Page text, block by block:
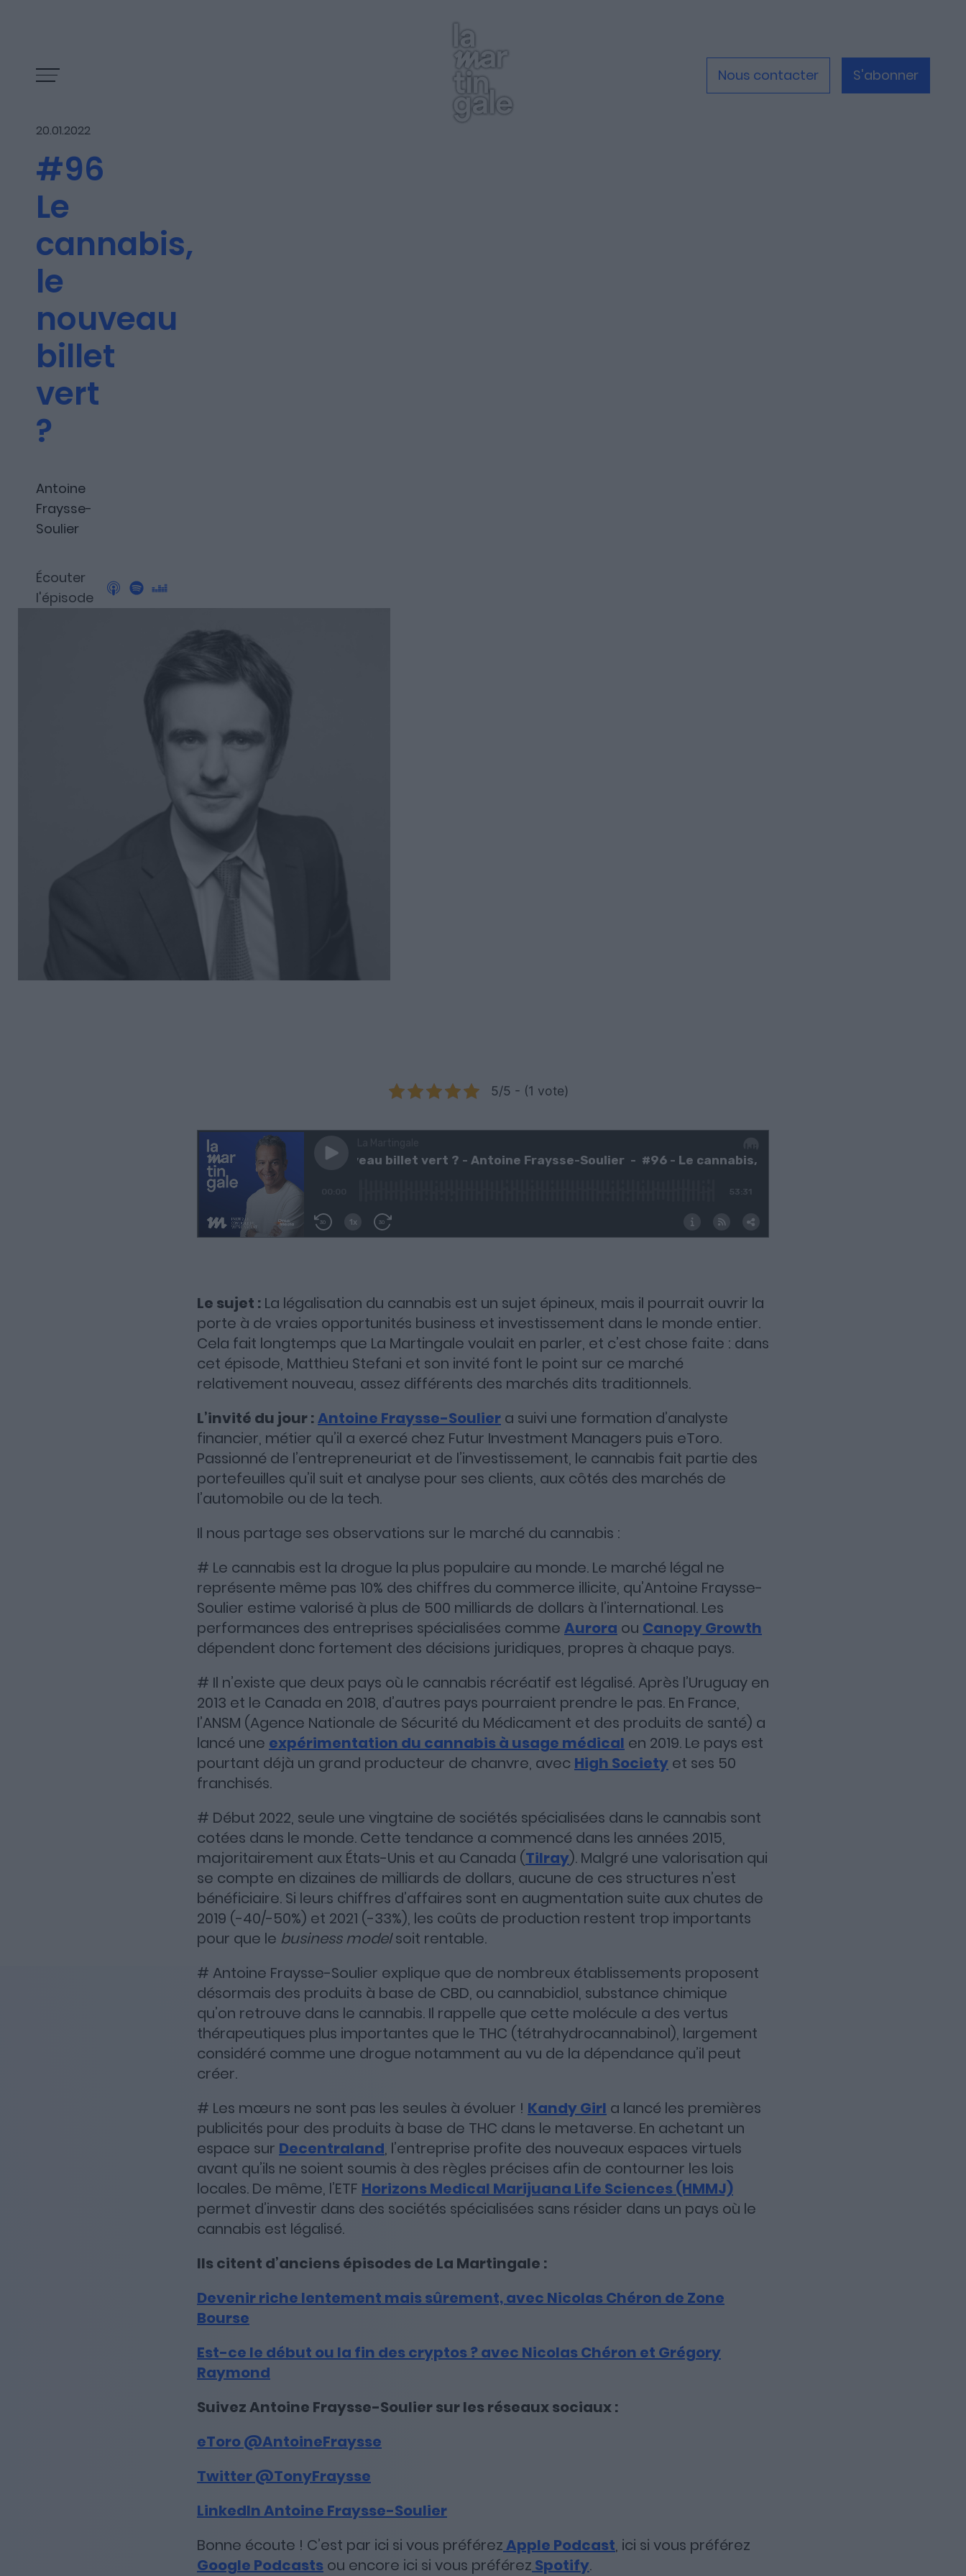
Nous contacter S'abonner
Les épisodes
Les articles
Nous contacter
Fundora
Découvrez Fundora,
la plateforme qui démocratise l’investissement en private equity
et en dette privée.
20.01.2022
#96
Le
cannabis,
le
nouveau
billet
vert
?
Antoine
Fraysse-
Soulier
Écouter
l'épisode
5/5 - (1 vote)
Le sujet : La légalisation du cannabis est un sujet épineux, mais il pourrait ouvrir la
porte à de vraies opportunités business et investissement dans le monde entier.
Cela fait longtemps que La Martingale voulait en parler, et c’est chose faite : dans
cet épisode, Matthieu Stefani et son invité font le point sur ce marché
relativement nouveau, assez différents des marchés dits traditionnels.
L’invité du jour :Antoine Fraysse-Soulier a suivi une formation d’analyste
financier, métier qu’il a exercé chez Futur Investment Managers puis eToro.
Passionné de l’entrepreneuriat et de l’investissement, le cannabis fait partie des
portefeuilles qu’il suit et analyse pour ses clients, aux côtés des marchés de
l’automobile ou de la tech.
Il nous partage ses observations sur le marché du cannabis :
# Le cannabis est la drogue la plus populaire au monde. Le marché légal ne
représente même pas 10% des chiffres du commerce illicite, qu’Antoine Fraysse-
Soulier estime valorisé à plus de 500 milliards de dollars à l’international. Les
performances des entreprises spécialisées comme Aurora ou Canopy Growth
dépendent donc fortement des décisions juridiques, propres à chaque pays.
# Il n’existe que deux pays où le cannabis récréatif est légalisé. Après l’Uruguay en
2013 et le Canada en 2018, d’autres pays pourraient prendre le pas. En France,
l’ANSM (Agence Nationale de Sécurité du Médicament et des produits de santé) a
lancé une expérimentation du cannabis à usage médical en 2019. Le pays est
pourtant déjà un grand producteur de chanvre, avec High Society et ses 50
franchisés.
# Début 2022, seule une vingtaine de sociétés spécialisées dans le cannabis sont
cotées dans le monde. Cette tendance a commencé dans les années 2015,
majoritairement aux États-Unis et au Canada (Tilray). Malgré une valorisation qui
se compte en dizaines de milliards de dollars, aucune de ces structures n’est
bénéficiaire. Si leurs chiffres d’affaires sont en augmentation suite aux chutes de
2019 (-40/-50%) et 2021 (-33%), les coûts de production restent trop importants
pour que le business modelsoit rentable.
# Antoine Fraysse-Soulier explique que de nombreux établissements proposent
désormais des produits à base de CBD, ou cannabidiol, substance chimique
qu’on retrouve dans le cannabis. Il rappelle que cette molécule a des vertus
thérapeutiques plus importantes que le THC (tétrahydrocannabinol), largement
considéré comme une drogue notamment au vu de la dépendance qu’il peut
créer.
# Les mœurs ne sont pas les seules à évoluer ! Kandy Girl a lancé les premières
publicités pour des produits à base de THC dans le metaverse. En achetant un
espace sur Decentraland, l’entreprise profite des nouveaux espaces virtuels
avant qu’ils ne soient soumis à des règles précises afin de contourner les lois
locales. De même, l’ETF Horizons Medical Marijuana Life Sciences (HMMJ)
permet d’investir dans des sociétés spécialisées sans résider dans un pays où le
cannabis est légalisé.
Ils citent d’anciens épisodes de La Martingale :
Devenir riche lentement mais sûrement, avec Nicolas Chéron de Zone
Bourse
Est-ce le début ou la fin des cryptos ? avec Nicolas Chéron et Grégory
Raymond
Suivez Antoine Fraysse-Soulier sur les réseaux sociaux :
eToro @AntoineFraysse
Twitter @TonyFraysse
LinkedIn Antoine Fraysse-Soulier
Bonne écoute ! C’est par ici si vous préférezApple Podcast, ici si vous préférez
Google Podcasts ou encore ici si vous préférez Spotify.